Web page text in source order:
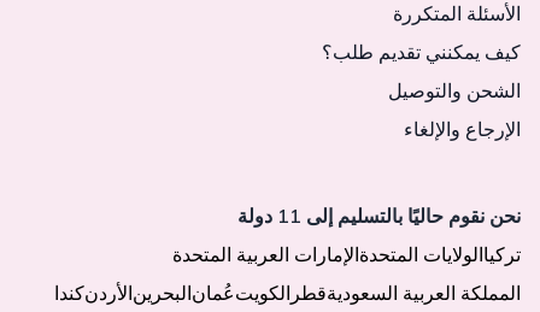
الأسئلة المتكررة
كيف يمكنني تقديم طلب؟
الشحن والتوصيل
الإرجاع والإلغاء
نحن نقوم حاليًا بالتسليم إلى 11 دولة
تركياالولايات المتحدةالإمارات العربية المتحدة
المملكة العربية السعوديةقطر الكويتعُمانالبحرينالأردنكندا